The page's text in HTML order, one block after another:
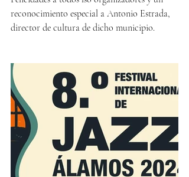
reconocimiento especial a Antonio Estrada,
director de cultura de dicho municipio.